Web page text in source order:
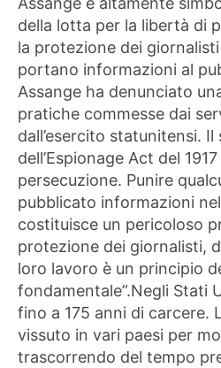
della lotta per la libertà di
la protezione dei
portano informazioni al
Assange ha denunciato
pratiche commesse dai
dall’esercito statunitensi.
dell’Espionage Act del
persecuzione. Punire
pubblicato informazioni
costituisce un pericoloso
protezione dei giornalisti,
loro lavoro è un principio
fondamentale”.Negli Stati
fino a 175 anni di carcere.
vissuto in vari paesi per
trascorrendo del tempo